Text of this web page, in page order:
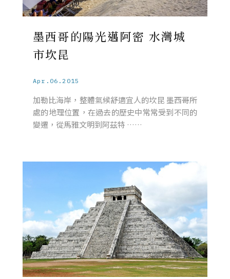
墨西哥的陽光邁阿密 水灣城
市坎昆
Apr.06.2015
加勒比海岸，整體氣候舒適宜人的坎昆 墨西哥所
處的地理位置，在過去的歷史中常常受到不同的
變遷，從馬雅文明到阿茲特 ……